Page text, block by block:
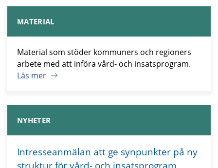
MATERIAL
Material som stöder kommuners och regioners
arbete med att införa vård- och insatsprogram.
Läs mer
NYHETER
Intresseanmälan att ge synpunkter på ny